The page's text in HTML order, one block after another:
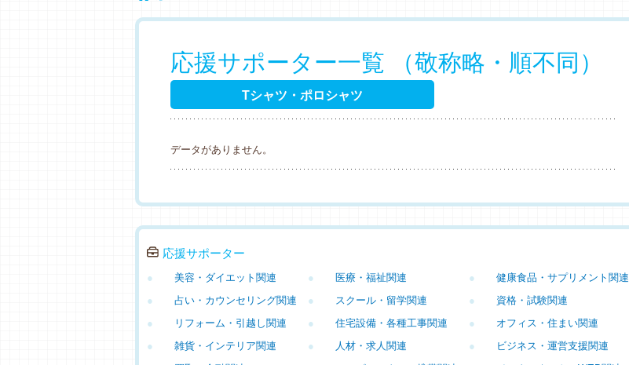
応援サポーター一覧 （敬称略・順不同）
Tシャツ・ポロシャツ
データがありません。
応援サポーター
美容・ダイエット関連
● 医療・福祉関連
● 健康食品・サプリメント関連
●
占い・カウンセリング関連
● スクール・留学関連
● 資格・試験関連
●
リフォーム・引越し関連
● 住宅設備・各種工事関連
● オフィス・住まい関連
●
雑貨・インテリア関連
● 人材・求人関連
● ビジネス・運営支援関連
●